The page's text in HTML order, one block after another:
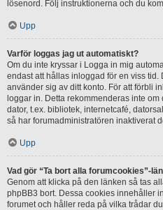
lösenord. Följ instruktionerna och du
Upp
Varför loggas jag ut automatiskt?
Om du inte kryssar i Logga in mig
endast att hållas inloggad för en viss tid.
använder sig av ditt konto. För att förbli
loggar in. Detta rekommenderas inte
dator, t.ex. bibliotek, internetcafé,
så har forumadministratören inaktiverat
Upp
Vad gör “Ta bort alla forumcookies”-
Genom att klicka på den länken så tas
phpBB3 bort. Dessa cookies innehåller
forumet och håller reda på vilka trådar